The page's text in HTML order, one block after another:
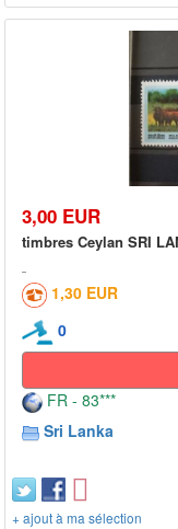
3,00 EUR
timbres Ceylan SRI
1,30 EUR
0
FR - 83***
Sri Lanka
+ ajout à ma sélection